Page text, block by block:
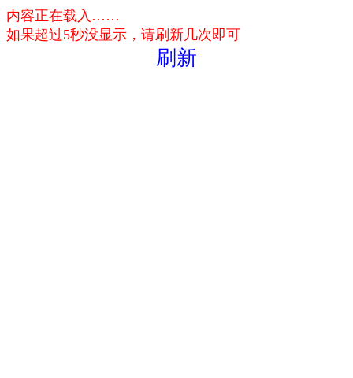
内容正在载入……
如果超过5秒没显示，请刷新几次即可
刷新